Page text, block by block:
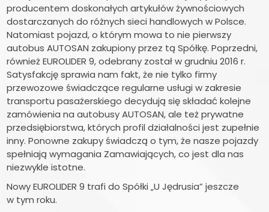
producentem doskonałych artykułów żywnościowych
dostarczanych do różnych sieci handlowych w Polsce.
Natomiast pojazd, o którym mowa to nie pierwszy
autobus AUTOSAN zakupiony przez tą Spółkę. Poprzedni,
również EUROLIDER 9, odebrany został w grudniu 2016 r.
Satysfakcję sprawia nam fakt, że nie tylko firmy
przewozowe świadczące regularne usługi w zakresie
transportu pasażerskiego decydują się składać kolejne
zamówienia na autobusy AUTOSAN, ale też prywatne
przedsiębiorstwa, których profil działalności jest zupełnie
inny. Ponowne zakupy świadczą o tym, że nasze pojazdy
spełniają wymagania Zamawiających, co jest dla nas
niezwykle istotne.
Nowy EUROLIDER 9 trafi do Spółki „U Jędrusia” jeszcze
w tym roku.